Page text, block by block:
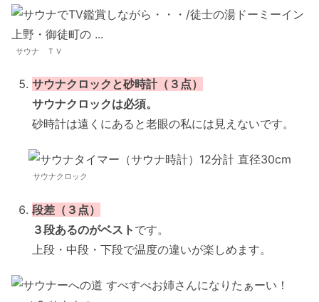
サウナ ＴＶ
サウナクロックと砂時計（３点）
サウナクロックは必須。
砂時計は遠くにあると老眼の私には見えないです。
サウナクロック
段差（３点）
３段あるのがベスト です。
上段・中段・下段で温度の違いが楽しめます。